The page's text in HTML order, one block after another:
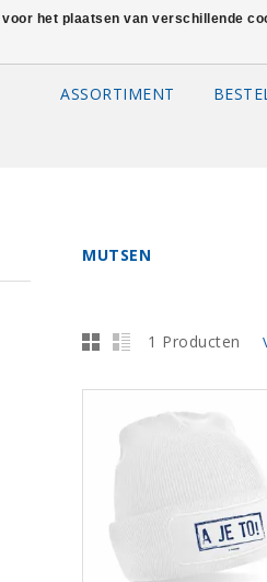
ASSORTIMENT
MUTSEN
1 Producten
het plaatsen van verschillende